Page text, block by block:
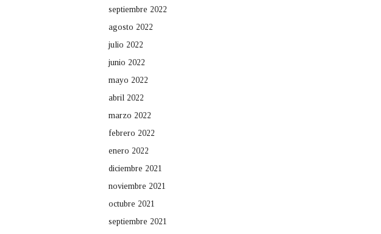
septiembre 2022
agosto 2022
julio 2022
junio 2022
mayo 2022
abril 2022
marzo 2022
febrero 2022
enero 2022
diciembre 2021
noviembre 2021
octubre 2021
septiembre 2021